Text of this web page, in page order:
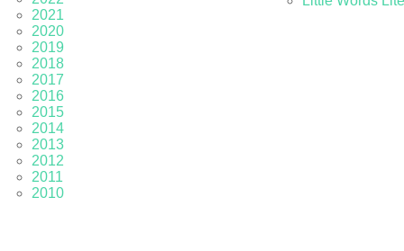
2021
2020
2019
2018
2017
2016
2015
2014
2013
2012
2011
2010